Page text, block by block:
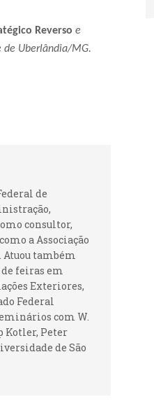
Reverso e
de Uberlândia/MG.
de
consultor,
a Associação
também
feiras em
Exteriores,
Federal
com W.
Kotler, Peter
de São